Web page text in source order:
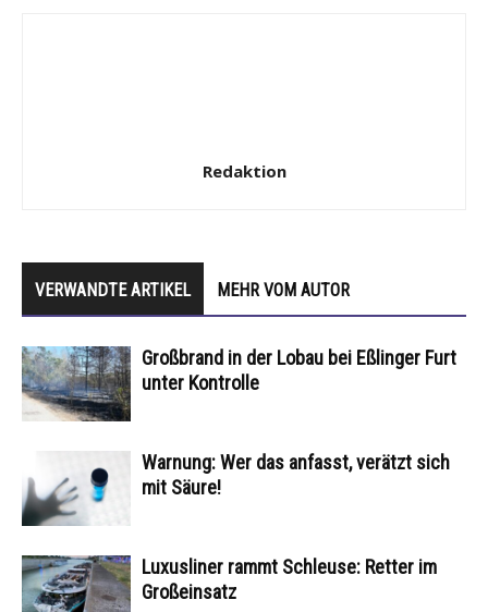
Redaktion
VERWANDTE ARTIKEL MEHR VOM AUTOR
Großbrand in der Lobau bei Eßlinger Furt
unter Kontrolle
Warnung: Wer das anfasst, verätzt sich
mit Säure!
Luxusliner rammt Schleuse: Retter im
Großeinsatz